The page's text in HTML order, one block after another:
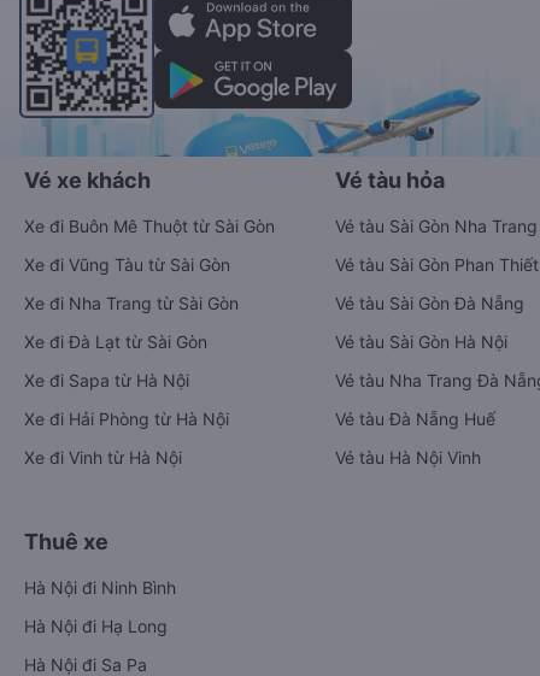
Vé xe khách
Xe đi Buôn Mê Thuột từ Sài Gòn
Xe đi Vũng Tàu từ Sài Gòn
Xe đi Nha Trang từ Sài Gòn
Xe đi Đà Lạt từ Sài Gòn
Xe đi Sapa từ Hà Nội
Xe đi Hải Phòng từ Hà Nội
Xe đi Vinh từ Hà Nội
Vé tàu hỏa
Vé tàu Sài Gòn Nha Trang
Vé tàu Sài Gòn Phan Thiết
Vé tàu Sài Gòn Đà Nẵng
Vé tàu Sài Gòn Hà Nội
Vé tàu Nha Trang Đà
Vé tàu Đà Nẵng Huế
Vé tàu Hà Nội Vinh
Thuê xe
Hà Nội đi Ninh Bình
Hà Nội đi Hạ Long
Hà Nội đi Sa Pa